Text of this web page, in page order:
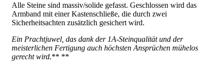
Alle Steine sind massiv/solide gefasst. Geschlossen wird das
Armband mit einer Kastenschließe, die durch zwei
Sicherheitsachten zusätzlich gesichert wird.
Ein Prachtjuwel, das dank der 1A-Steinqualität und der
meisterlichen Fertigung auch höchsten Ansprüchen mühelos
gerecht wird.** **